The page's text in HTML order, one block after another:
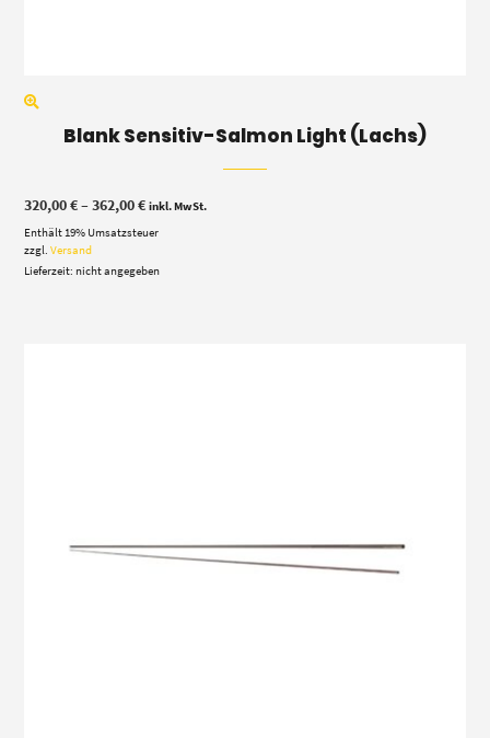
Blank Sensitiv-Salmon Light (Lachs)
320,00€–362,00€Preisspanne:
bis
inkl. MwSt.
Enthält 19% Umsatzsteuer
zzgl.Versand
Lieferzeit: nicht angegeben